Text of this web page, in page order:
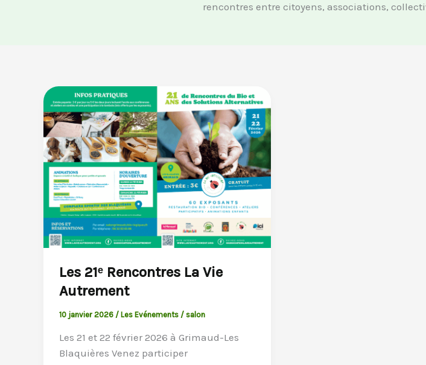
rencontres entre citoyens, associations,
Les 21ᵉ Rencontres La Vie
Autrement
10 janvier 2026 / Les Evénements/ salon
Les 21 et 22 février 2026 à Grimaud-Les
Blaquières Venez participer